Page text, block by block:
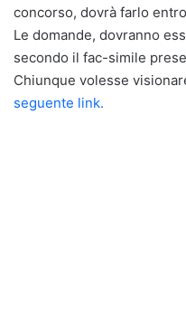
concorso, dovrà farlo
Le domande, dovranno
secondo il fac-simile
Chiunque volesse
seguente link.